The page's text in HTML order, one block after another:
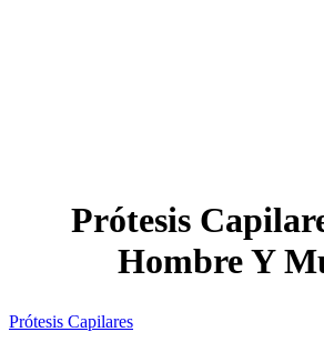
Prótesis
Hombre Y
Prótesis Capilares